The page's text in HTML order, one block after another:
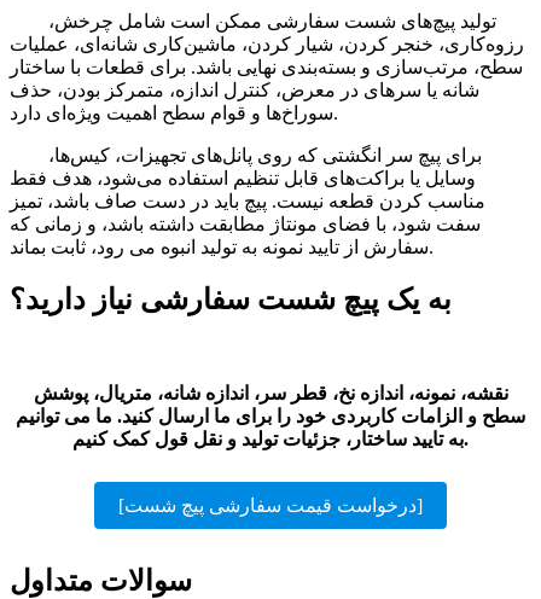
تولید پیچ‌های شست سفارشی ممکن است شامل چرخش،
رزوه‌کاری، خنجر کردن، شیار کردن، ماشین‌کاری شانه‌ای، عملیات
سطح، مرتب‌سازی و بسته‌بندی نهایی باشد. برای قطعات با ساختار
شانه یا سرهای در معرض، کنترل اندازه، متمرکز بودن، حذف
سوراخ‌ها و قوام سطح اهمیت ویژه‌ای دارد.
برای پیچ سر انگشتی که روی پانل‌های تجهیزات، کیس‌ها،
وسایل یا براکت‌های قابل تنظیم استفاده می‌شود، هدف فقط
مناسب کردن قطعه نیست. پیچ باید در دست صاف باشد، تمیز
سفت شود، با فضای مونتاژ مطابقت داشته باشد، و زمانی که
سفارش از تایید نمونه به تولید انبوه می رود، ثابت بماند.
به یک پیچ شست سفارشی نیاز دارید؟
نقشه، نمونه، اندازه نخ، قطر سر، اندازه شانه، متریال، پوشش
سطح و الزامات کاربردی خود را برای ما ارسال کنید. ما می توانیم
به تایید ساختار، جزئیات تولید و نقل قول کمک کنیم.
[درخواست قیمت سفارشی پیچ شست]
سوالات متداول